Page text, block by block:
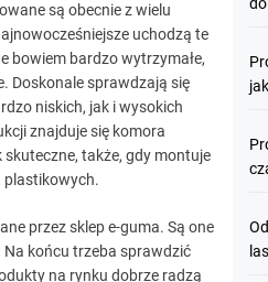
są obecnie z wielu
uchodzą te
bowiem bardzo wytrzymałe,
Doskonale sprawdzają się
niskich, jak i wysokich
znajduje się komora
także, gdy montuje
plastikowych.
przez sklep e-guma. Są one
końcu trzeba sprawdzić
na rynku dobrze radzą